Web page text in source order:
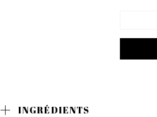
INGRÉDIENTS